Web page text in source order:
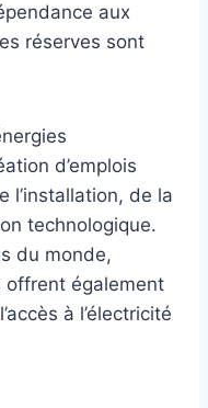
aux
réserves sont
d’emplois
l’installation, de la
technologique.
du monde,
offrent également
à l’électricité